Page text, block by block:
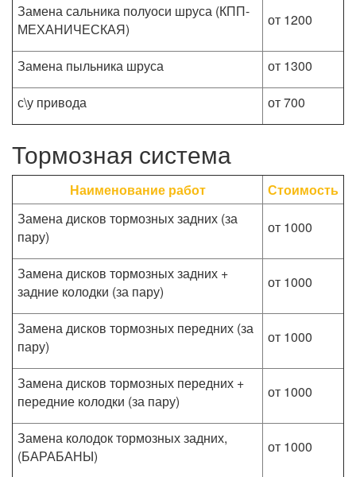
Замена сальника полуоси шруса (КПП-
МЕХАНИЧЕСКАЯ)
от 1200
Замена пыльника шруса
от 1300
с\у привода
от 700
Тормозная система
Наименование работ
Стоимость
Замена дисков тормозных задних (за
пару)
от 1000
Замена дисков тормозных задних +
задние колодки (за пару)
от 1000
Замена дисков тормозных передних (за
пару)
от 1000
Замена дисков тормозных передних +
передние колодки (за пару)
от 1000
Замена колодок тормозных задних,
(БАРАБАНЫ)
от 1000